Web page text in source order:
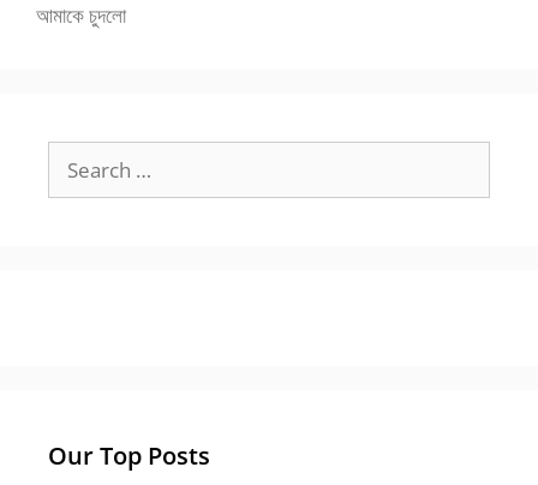
আমাকে চুদলো
for:
Our Top Posts